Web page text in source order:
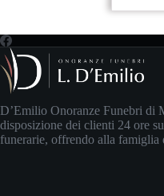
D’Emilio Onoranze Funebri di
disposizione dei clienti 24 ore
funerarie, offrendo alla famiglia